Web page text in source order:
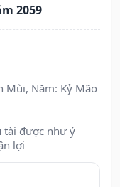
2059
Mùi, Năm: Kỷ Mão
tài được như ý
lợi